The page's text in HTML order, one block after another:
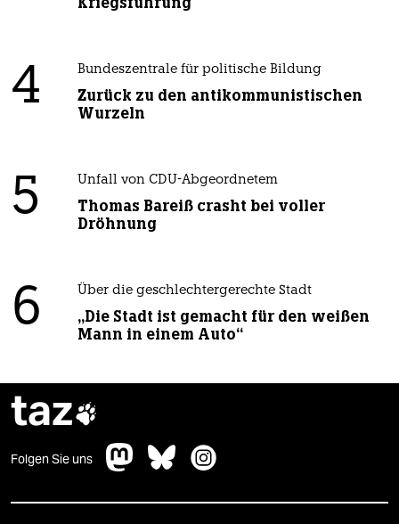
4 Bundeszentrale für politische Bildung
Zurück zu den antikommunistischen
Wurzeln
5 Unfall von CDU-Abgeordnetem
Thomas Bareiß crasht bei voller
Dröhnung
6 Über die geschlechtergerechte Stadt
„Die Stadt ist gemacht für den weißen
Mann in einem Auto“
taz
Folgen Sie uns